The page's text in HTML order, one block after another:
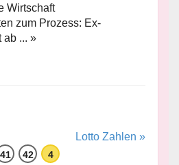
zum Prozess: Ex-
ab ... »
Lotto Zahlen »
41 42 4